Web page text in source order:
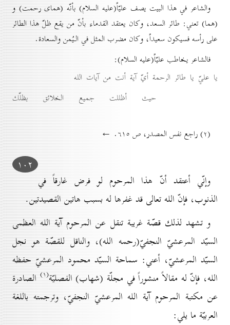
والشاعر في هذا البيت يصف عليّاً(عليه السلام) بأنّه (هماى رحمت) و
(هما) تعني: طائر السعد، وكان يعتقد القدماء بأنّ من يقع ظلّ هذا الطائر
على رأسه فسيكون سعيداً، وكان مضرب المثل في الـيُمن والسعادة.
فالشاعر يخاطب عليّاً(عليه السلام):
يا عليّ يا طائر الرحمة أيّ آية أنت من آيات الله
حيث أظللت جميع الخلائق بظلّك
(۲) راجع نفس المصدر، ص ٦۱٥. ←
۱٠۲
وإنّي أعتقد أنّ هذا المرحوم لو فرض غارقاً في
الذنوب، فإنّ الله تعالى قد غفرها له بسبب هاتين القصيدتين.
و تشهد لذلك قصّة غريبة تنقل عن المرحوم آية الله العظمى
السيّد المرعشيّ النجفيّ(رحمه الله)، والناقل للقصّة هو نجل
السيّد المرعشيّ، أعني: سماحة السيّد محمود المرعشيّ حفظه
الله، فإنّ له مقالاً منشوراً في مجلّة (شهاب) الفصليّة(۱)
الصادرة
عن مكتبة المرحوم آية الله المرعشيّ النجفيّ، وترجمته باللغة
العربيّة ما يلي: